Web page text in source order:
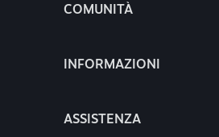
COMUNITÀ
INFORMAZIONI
ASSISTENZA